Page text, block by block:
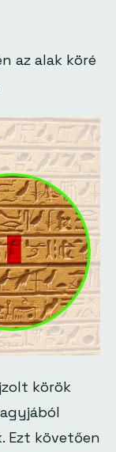
az alak köré
körök
Ezt követően